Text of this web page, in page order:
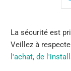
La sécurité est
Veillez à
l'achat, de